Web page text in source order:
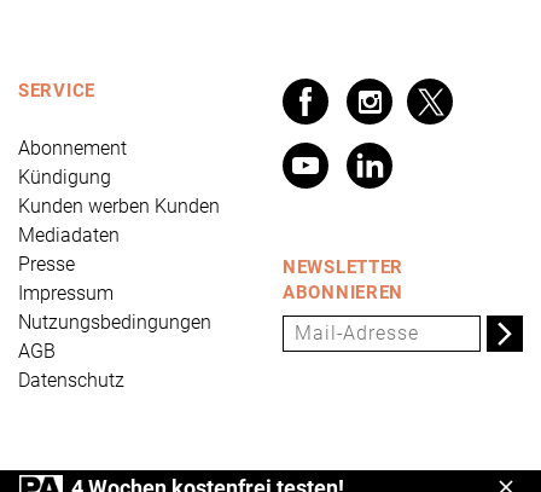
SERVICE
Abonnement
Kündigung
Kunden werben Kunden
Mediadaten
Presse
Impressum
Nutzungsbedingungen
AGB
Datenschutz
NEWSLETTER
ABONNIEREN
PRÄVENTION AKTUELL ist ein Produkt der Universum